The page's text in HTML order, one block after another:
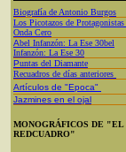
Biografía de Antonio Burgos
Los Picotazos de Protagonistas
Onda Cero
Abel Infanzón: La Ese 30bel
Infanzón: La Ese 30
Puntas del Diamante
Recuadros de días anteriores
Artículos de "Epoca"
Jazmines en el ojal
MONOGRÁFICOS DE "EL
REDCUADRO"